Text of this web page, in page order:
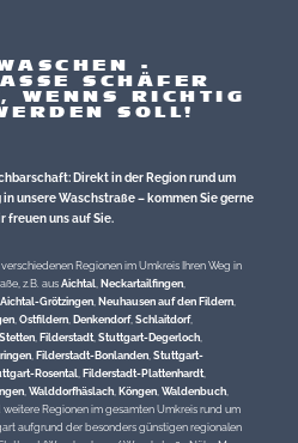
-
SCHÄFER
WENNS RICHTIG
SOLL!
Direkt in der Region rund um
unsere Waschstraße – kommen Sie gerne
freuen uns auf Sie.
Regionen im Umkreis Ihren Weg in
z.B. ausAichtal Neckartailfingen
,Aichtal-Grötzingen Neuhausen auf den Fildern
,Ostfildern Denkendorf,Schlaitdorf,
Stetten Filderstadt ,Stuttgart-Degerloch
Filderstadt-Bonlanden ,Stuttgart-
Rosental Filderstadt-Plattenhardt
,Walddorfhäslach Köngen ,Waldenbuch
Regionen im gesamten Umkreis rund um
aufgrund der besonders günstigen regionalen